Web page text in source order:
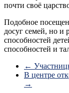
почти своё
Подобное
досуг семей, но и
способностей
способностей и
←
В центре
→